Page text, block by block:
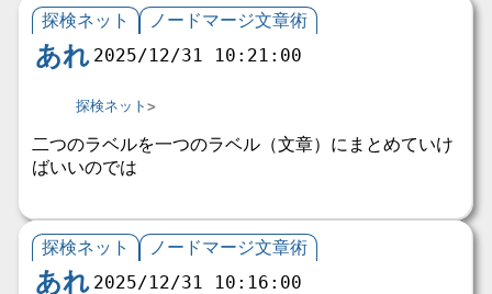
探検ネット ノードマージ文章術
あれ 2025/12/31 10:21:00
探検ネット
二つのラベルを一つのラベル（文章）にまとめていけ
ばいいのでは
探検ネット ノードマージ文章術
あれ 2025/12/31 10:16:00